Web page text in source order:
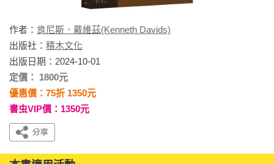
作者： 肯尼斯．戴維茲(Kenneth Davids)
出版社： 積木文化
出版日期：2024-10-01
定價： 1800元
優惠價：75折 1350元
書虫VIP價：1350元